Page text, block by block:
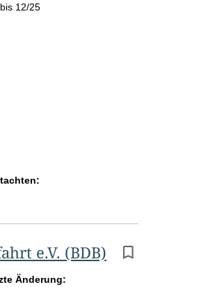
12/25
e.V. (BDB)
Änderung: